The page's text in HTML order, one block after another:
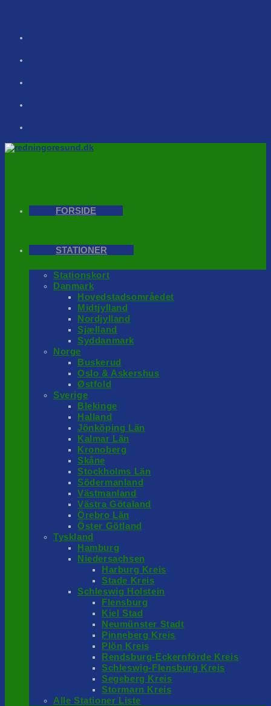
FORSIDE
STATIONER
Stationskort
Danmark
Hovedstadsområedet
Midtjylland
Nordjylland
Sjælland
Syddanmark
Norge
Buskerud
Oslo & Askershus
Østfold
Sverige
Blekinge
Halland
Jönköping Län
Kalmar Län
Kronoberg
Skåne
Stockholms Län
Södermanland
Västmanland
Västra Götaland
Örebro Län
Öster Götland
Tyskland
Hamburg
Niedersachsen
Harburg Kreis
Stade Kreis
Schleswig Holstein
Flensburg
Kiel Stad
Neumünster Stadt
Pinneberg Kreis
Plön Kreis
Rendsburg-Eckernförde Kreis
Schleswig-Flensburg Kreis
Segeberg Kreis
Stormarn Kreis
Alle Stationer Liste